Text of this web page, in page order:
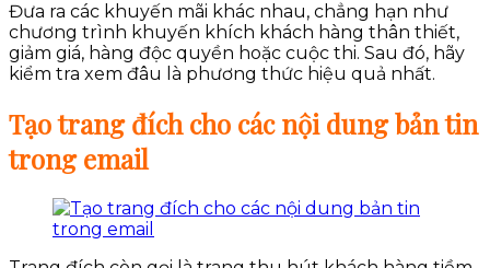
Đưa ra các khuyến mãi khác nhau, chẳng hạn như
chương trình khuyến khích khách hàng thân thiết,
giảm giá, hàng độc quyền hoặc cuộc thi. Sau đó, hãy
kiểm tra xem đâu là phương thức hiệu quả nhất.
Tạo trang đích cho các nội dung bản tin
trong email